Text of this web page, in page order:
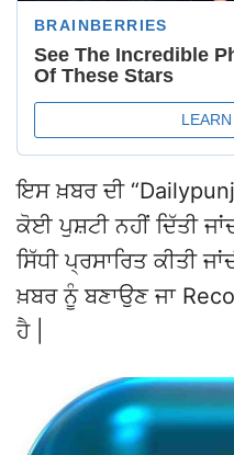
ਇਸ ਖ਼ਬਰ ਦੀ
ਕੋਈ ਪੁਸ਼ਟੀ ਨਹੀਂ ਦਿੱਤੀ
ਸਿੱਧੀ ਪ੍ਰਸਾਰਿਤ ਕੀਤੀ
ਖ਼ਬਰ ਨੂੰ ਬਣਾਉਣ ਜਾ
ਹੈ |